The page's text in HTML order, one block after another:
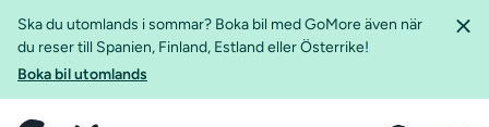
Ska du utomlands i sommar? Boka bil med GoMore även när
du reser till Spanien, Finland, Estland eller Österrike!
Boka bil utomlands